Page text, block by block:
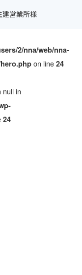
建営業所様
2/nna/web/nna-
on line 24
null in
24